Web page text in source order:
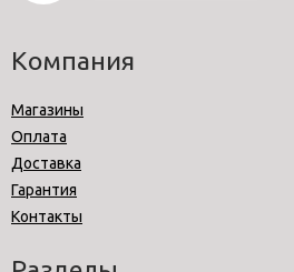
Компания
Магазины
Оплата
Доставка
Гарантия
Контакты